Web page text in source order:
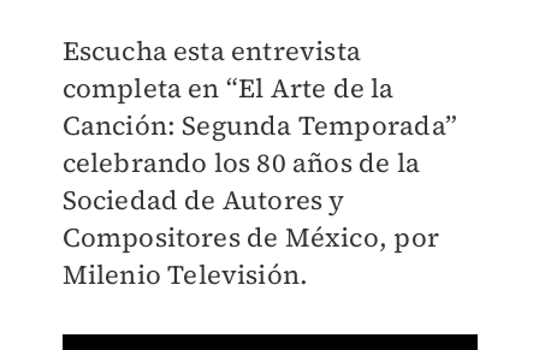
Escucha esta entrevista
completa en “El Arte de la
Canción: Segunda Temporada”
celebrando los 80 años de la
Sociedad de Autores y
Compositores de México, por
Milenio Televisión.